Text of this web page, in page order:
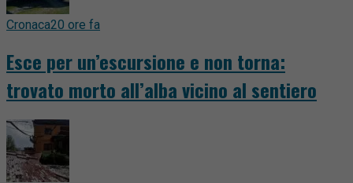
Cronaca20 ore fa
Esce per un’escursione e non torna:
trovato morto all’alba vicino al sentiero